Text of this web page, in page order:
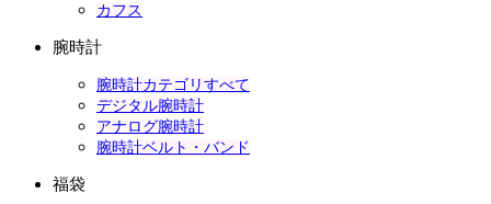
カフス
腕時計
腕時計カテゴリすべて
デジタル腕時計
アナログ腕時計
腕時計ベルト・バンド
福袋